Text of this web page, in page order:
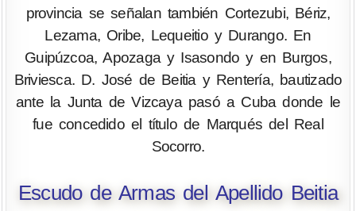
provincia se señalan también Cortezubi, Bériz,
Lezama, Oribe, Lequeitio y Durango. En
Guipúzcoa, Apozaga y Isasondo y en Burgos,
Briviesca. D. José de Beitia y Rentería, bautizado
ante la Junta de Vizcaya pasó a Cuba donde le
fue concedido el título de Marqués del Real
Socorro.
Escudo de Armas del Apellido Beitia